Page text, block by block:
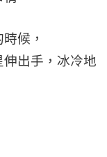
候，
出手，冰冷地